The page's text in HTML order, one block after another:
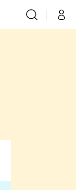
VyhledáváníMůj